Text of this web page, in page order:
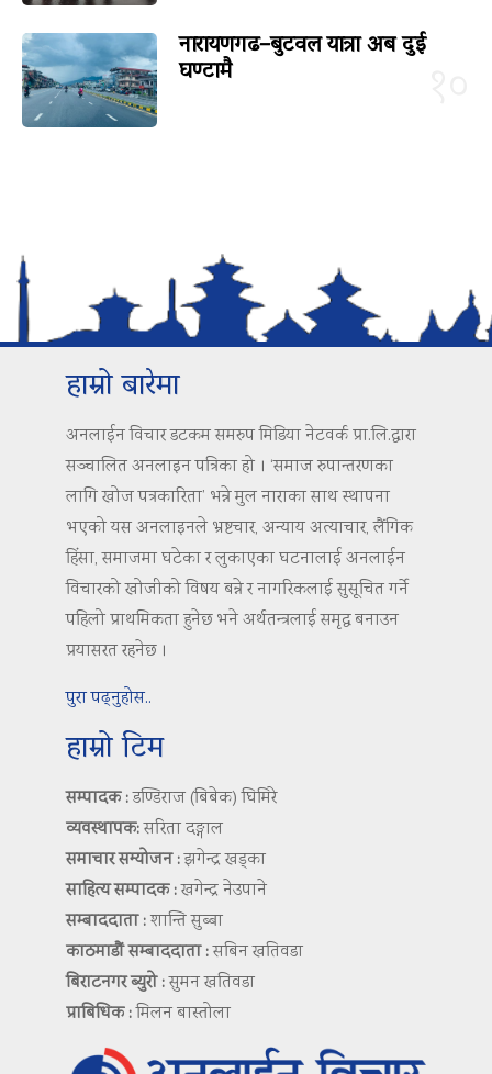
नारायणगढ–बुटवल यात्रा अब दुई
घण्टामै
हाम्रो बारेमा
अनलाईन विचार डटकम समरुप मिडिया नेटवर्क प्रा.लि.द्वारा
सञ्चालित अनलाइन पत्रिका हो । ‘समाज रुपान्तरणका
लागि खोज पत्रकारिता’ भन्ने मुल नाराका साथ स्थापना
भएको यस अनलाइनले भ्रष्टचार, अन्याय अत्याचार, लैंगिक
हिंसा, समाजमा घटेका र लुकाएका घटनालाई अनलाईन
विचारको खोजीको विषय बन्ने र नागरिकलाई सुसूचित गर्ने
पहिलो प्राथमिकता हुनेछ भने अर्थतन्त्रलाई समृद्ध बनाउन
प्रयासरत रहनेछ ।
पुरा पढ्नुहोस..
हाम्रो टिम
सम्पादक :डण्डिराज (बिबेक) घिमिरे
व्यवस्थापक:सरिता दङ्गाल
समाचार सम्योजन :झगेन्द्र खड्का
साहित्य सम्पादक :खगेन्द्र नेउपाने
सम्बाददाता :शान्ति सुब्बा
काठमाडौं सम्बाददाता :सबिन खतिवडा
बिराटनगर ब्युरो :सुमन खतिवडा
प्राबिधिक :मिलन बास्तोला